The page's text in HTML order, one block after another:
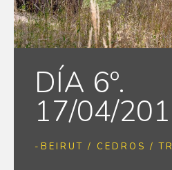
DÍA 6º.
17/04/
-BEIRUT / CEDROS /